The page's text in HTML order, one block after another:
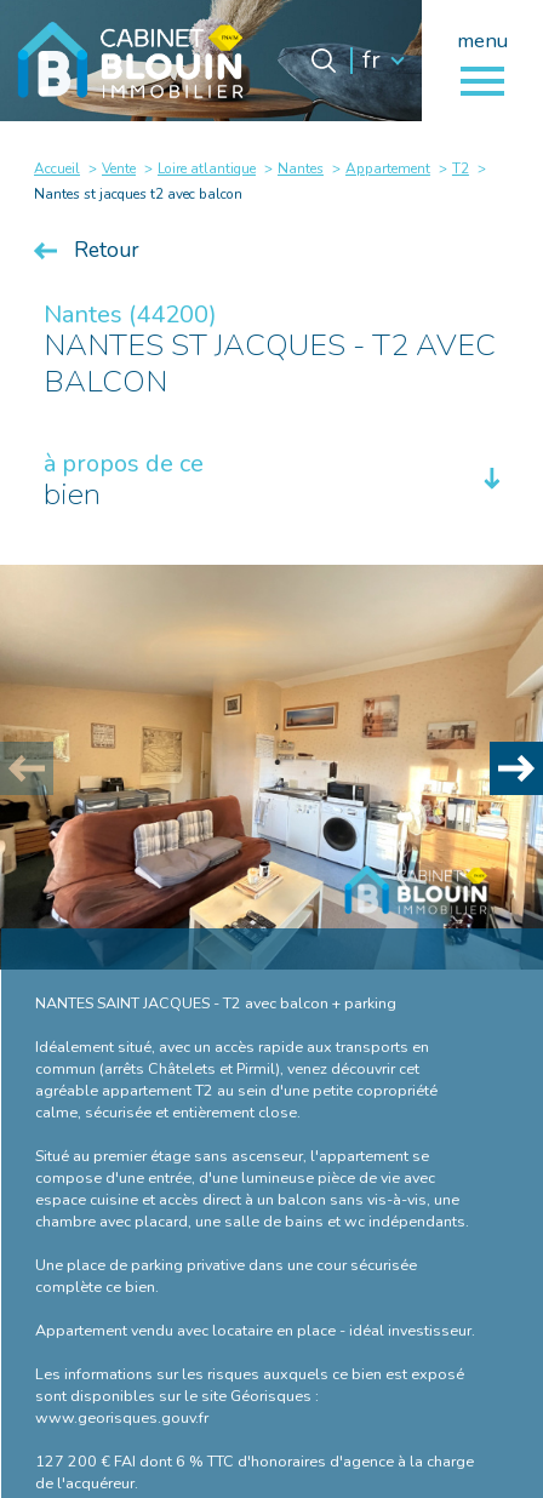
menu
Langue
fr
Accueil 0 Langue
fr
Accueil Vente Loire atlantique Nantes Appartement
T2
Nantes st jacques t2 avec balcon
Retour
Nantes (44200)
NANTES ST JACQUES - T2 AVEC
BALCON
à propos de ce
bien
Plus d'informations
financières
Plus de
détails
copropriété
Bilan
énergétique
NANTES SAINT JACQUES - T2 avec balcon + parking
Idéalement situé, avec un accès rapide aux transports en
commun (arrêts Châtelets et Pirmil), venez découvrir cet
agréable appartement T2 au sein d'une petite copropriété
calme, sécurisée et entièrement close.
Situé au premier étage sans ascenseur, l'appartement se
compose d'une entrée, d'une lumineuse pièce de vie avec
espace cuisine et accès direct à un balcon sans vis-à-vis, une
chambre avec placard, une salle de bains et wc indépendants.
Une place de parking privative dans une cour sécurisée
complète ce bien.
Appartement vendu avec locataire en place - idéal investisseur.
Les informations sur les risques auxquels ce bien est exposé
sont disponibles sur le site Géorisques :
www.georisques.gouv.fr
127 200 € FAI dont 6 % TTC d'honoraires d'agence à la charge
de l'acquéreur.